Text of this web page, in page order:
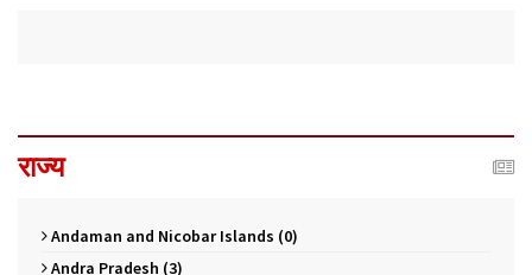
राज्य
Andaman and Nicobar Islands (0)
Andra Pradesh (3)